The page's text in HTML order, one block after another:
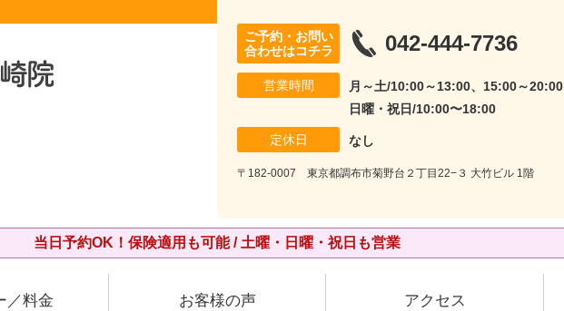
ご予約・お問い
合わせはコチラ
042-444-7736
営業時間
月～土/10:00～13:00、15:00～20:00
日曜・祝日/10:00〜18:00
定休日 なし
〒182-0007 東京都調布市菊野台２丁目22−３ 大竹ビル 1階
当日予約OK！保険適用も可能 / 土曜・日曜・祝日も営業
／料金 お客様の声 アクセス